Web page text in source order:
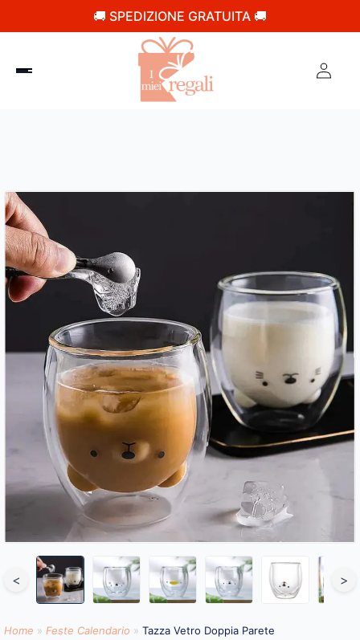
🚚 SPEDIZIONE GRATUITA 🚚
< >
Home » Feste Calendario » Tazza Vetro Doppia Parete